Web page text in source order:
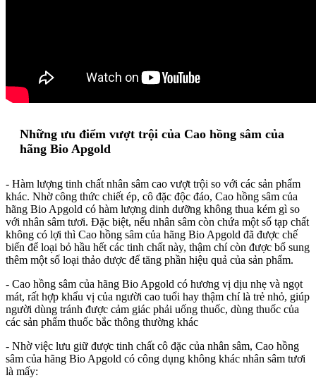
Những ưu điểm vượt trội của Cao hồng sâm của
hãng Bio Apgold
- Hàm lượng tinh chất nhân sâm cao vượt trội so với các sản phẩm
khác. Nhờ công thức chiết ép, cô đặc độc đáo, Cao hồng sâm của
hãng Bio Apgold có hàm lượng dinh dưỡng không thua kém gì so
với nhân sâm tươi. Đặc biệt, nếu nhân sâm còn chứa một số tạp chất
không có lợi thì Cao hồng sâm của hãng Bio Apgold đã được chế
biến để loại bỏ hầu hết các tinh chất này, thậm chí còn được bổ sung
thêm một số loại thảo dược để tăng phần hiệu quả của sản phẩm.
- Cao hồng sâm của hãng Bio Apgold có hương vị dịu nhẹ và ngọt
mát, rất hợp khẩu vị của người cao tuổi hay thậm chí là trẻ nhỏ, giúp
người dùng tránh được cảm giác phải uống thuốc, dùng thuốc của
các sản phẩm thuốc bắc thông thường khác
- Nhờ việc lưu giữ được tinh chất cô đặc của nhân sâm, Cao hồng
sâm của hãng Bio Apgold có công dụng không khác nhân sâm tươi
là mấy: